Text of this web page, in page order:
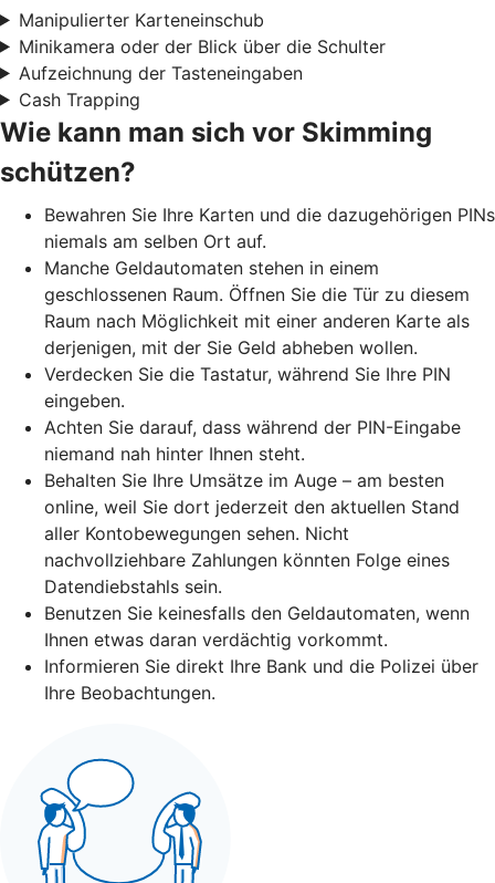
Manipulierter Karteneinschub
Minikamera oder der Blick über die Schulter
Aufzeichnung der Tasteneingaben
Cash Trapping
Wie kann man sich vor Skimming
schützen?
Bewahren Sie Ihre Karten und die dazugehörigen PINs
niemals am selben Ort auf.
Manche Geldautomaten stehen in einem
geschlossenen Raum. Öffnen Sie die Tür zu diesem
Raum nach Möglichkeit mit einer anderen Karte als
derjenigen, mit der Sie Geld abheben wollen.
Verdecken Sie die Tastatur, während Sie Ihre PIN
eingeben.
Achten Sie darauf, dass während der PIN-Eingabe
niemand nah hinter Ihnen steht.
Behalten Sie Ihre Umsätze im Auge – am besten
online, weil Sie dort jederzeit den aktuellen Stand
aller Kontobewegungen sehen. Nicht
nachvollziehbare Zahlungen könnten Folge eines
Datendiebstahls sein.
Benutzen Sie keinesfalls den Geldautomaten, wenn
Ihnen etwas daran verdächtig vorkommt.
Informieren Sie direkt Ihre Bank und die Polizei über
Ihre Beobachtungen.